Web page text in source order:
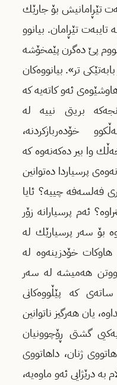
تێڕامانیش بۆ جارێك
تایبه‌ت تێڕامان. بیانوو
پێ ده‌گرن پێمخۆشه‌
تر». بیانووه‌كان
ئه‌و كاته‌یه‌ كه‌
بریتی نییه‌ له‌
خۆده‌ربازكردنه‌‌،
وا بیر ده‌كه‌نه‌وه‌ كه‌
پرسیاردا ده‌توانین
فه‌لسه‌فه‌ چییه‌؟ ئایا
ئه‌م پرسیارانه‌ زۆر
بۆ سه‌ر پرسیارێك له‌
هاوكات خۆدزینه‌وه‌ له‌
هه‌میشه‌ له‌ سه‌ر
كه‌ پێڵووه‌كانی
یان هه‌رگیز ناتوانین
گشتی ڕۆچوونیان
ژنان، داهاتووی
درێژایی ئه‌و ماوه‌یه‌،